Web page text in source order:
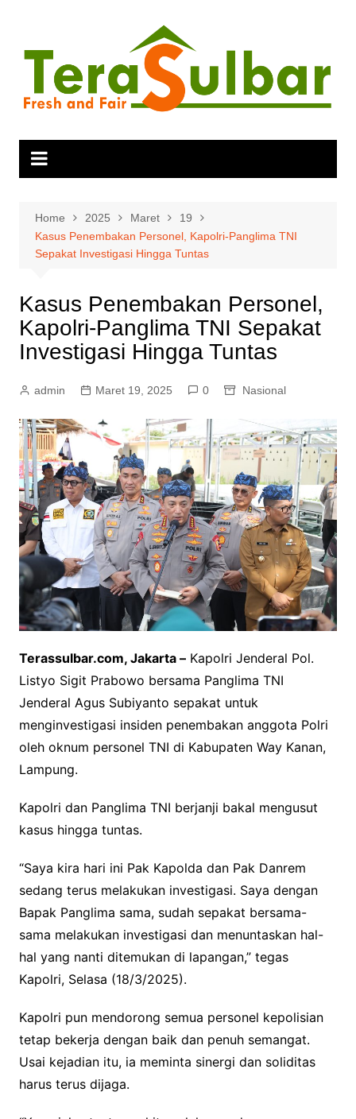
content
Home 2025 Maret
19
Kasus Penembakan Personel, Kapolri-Panglima TNI
Sepakat Investigasi Hingga Tuntas
Kasus Penembakan Personel,
Kapolri-Panglima TNI Sepakat
Investigasi Hingga Tuntas
admin Maret 19, 2025 0 Nasional
Terassulbar.com, Jakarta –Kapolri Jenderal Pol.
Listyo Sigit Prabowo bersama Panglima TNI
Jenderal Agus Subiyanto sepakat untuk
menginvestigasi insiden penembakan anggota Polri
oleh oknum personel TNI di Kabupaten Way Kanan,
Lampung.
Kapolri dan Panglima TNI berjanji bakal mengusut
kasus hingga tuntas.
“Saya kira hari ini Pak Kapolda dan Pak Danrem
sedang terus melakukan investigasi. Saya dengan
Bapak Panglima sama, sudah sepakat bersama-
sama melakukan investigasi dan menuntaskan hal-
hal yang nanti ditemukan di lapangan,” tegas
Kapolri, Selasa (18/3/2025).
Kapolri pun mendorong semua personel kepolisian
tetap bekerja dengan baik dan penuh semangat.
Usai kejadian itu, ia meminta sinergi dan soliditas
harus terus dijaga.